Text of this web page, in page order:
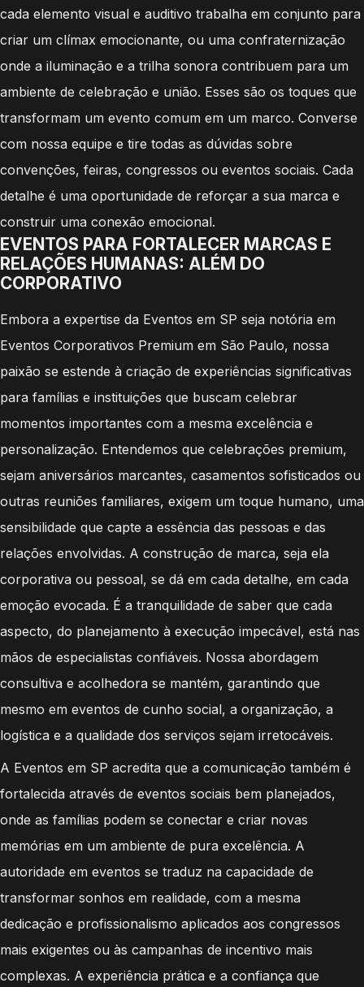
cada elemento visual e auditivo trabalha em conjunto para
criar um clímax emocionante, ou uma confraternização
onde a iluminação e a trilha sonora contribuem para um
ambiente de celebração e união. Esses são os toques que
transformam um evento comum em um marco. Converse
com nossa equipe e tire todas as dúvidas sobre
convenções, feiras, congressos ou eventos sociais. Cada
detalhe é uma oportunidade de reforçar a sua marca e
construir uma conexão emocional.
EVENTOS PARA FORTALECER MARCAS E
RELAÇÕES HUMANAS: ALÉM DO
CORPORATIVO
Embora a expertise da Eventos em SP seja notória em
Eventos Corporativos Premium em São Paulo, nossa
paixão se estende à criação de experiências significativas
para famílias e instituições que buscam celebrar
momentos importantes com a mesma excelência e
personalização. Entendemos que celebrações premium,
sejam aniversários marcantes, casamentos sofisticados ou
outras reuniões familiares, exigem um toque humano, uma
sensibilidade que capte a essência das pessoas e das
relações envolvidas. A construção de marca, seja ela
corporativa ou pessoal, se dá em cada detalhe, em cada
emoção evocada. É a tranquilidade de saber que cada
aspecto, do planejamento à execução impecável, está nas
mãos de especialistas confiáveis. Nossa abordagem
consultiva e acolhedora se mantém, garantindo que
mesmo em eventos de cunho social, a organização, a
logística e a qualidade dos serviços sejam irretocáveis.
A Eventos em SP acredita que a comunicação também é
fortalecida através de eventos sociais bem planejados,
onde as famílias podem se conectar e criar novas
memórias em um ambiente de pura excelência. A
autoridade em eventos se traduz na capacidade de
transformar sonhos em realidade, com a mesma
dedicação e profissionalismo aplicados aos congressos
mais exigentes ou às campanhas de incentivo mais
complexas. A experiência prática e a confiança que